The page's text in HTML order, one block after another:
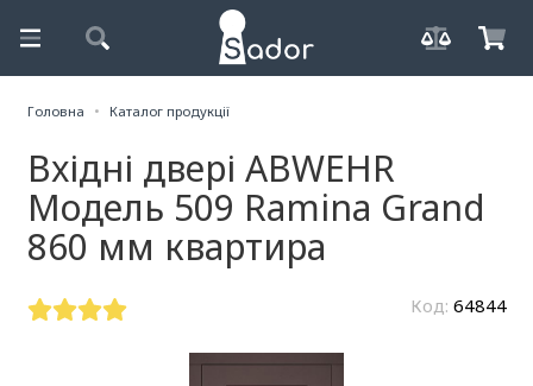
Головна Каталог продукції
Вхідні двері ABWEHR
Модель 509 Ramina Grand
860 мм квартира
Код: 64844